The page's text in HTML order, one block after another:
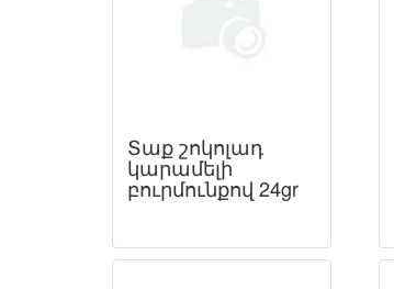
Տաք շոկոլադ
կարամելի
բուրմունքով 24gr